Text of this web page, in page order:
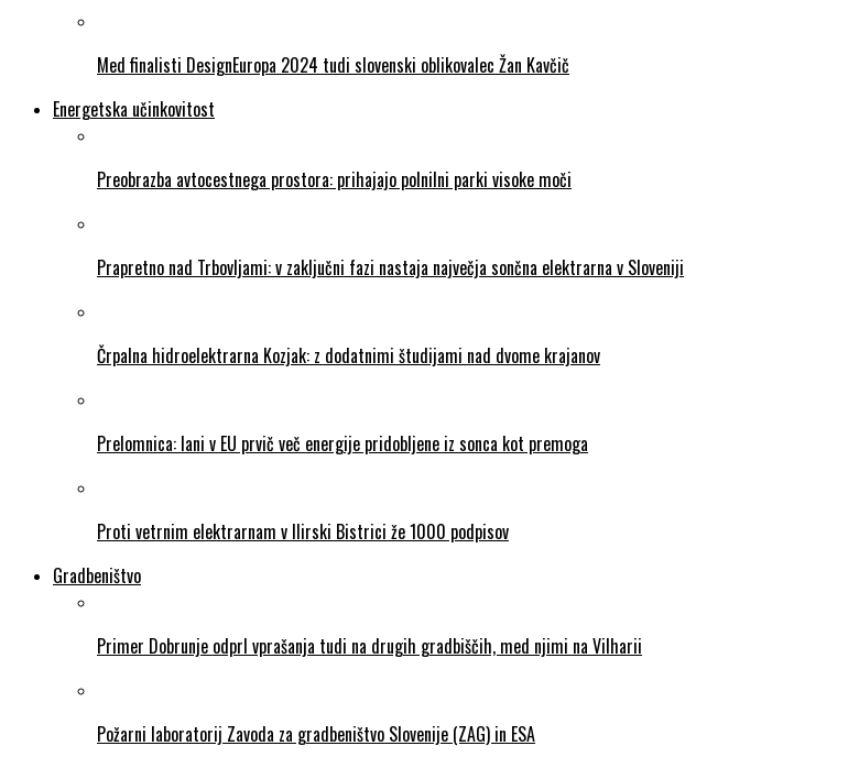
Med finalisti DesignEuropa 2024 tudi slovenski oblikovalec Žan Kavčič
Energetska učinkovitost
Preobrazba avtocestnega prostora: prihajajo polnilni parki visoke moči
Prapretno nad Trbovljami: v zaključni fazi nastaja največja sončna elektrarna v Sloveniji
Črpalna hidroelektrarna Kozjak: z dodatnimi študijami nad dvome krajanov
Prelomnica: lani v EU prvič več energije pridobljene iz sonca kot premoga
Proti vetrnim elektrarnam v Ilirski Bistrici že 1000 podpisov
Gradbeništvo
Primer Dobrunje odprl vprašanja tudi na drugih gradbiščih, med njimi na Vilharii
Požarni laboratorij Zavoda za gradbeništvo Slovenije (ZAG) in ESA